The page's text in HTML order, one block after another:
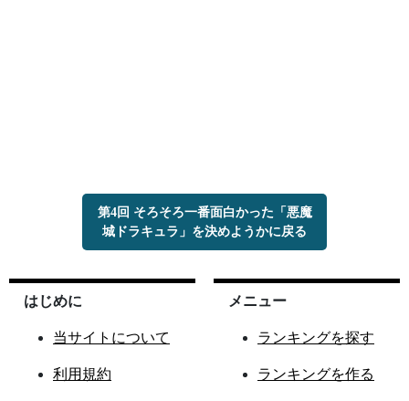
第4回 そろそろ一番面白かった「悪魔
城ドラキュラ」を決めようかに戻る
はじめに
当サイトについて
利用規約
メニュー
ランキングを探す
ランキングを作る